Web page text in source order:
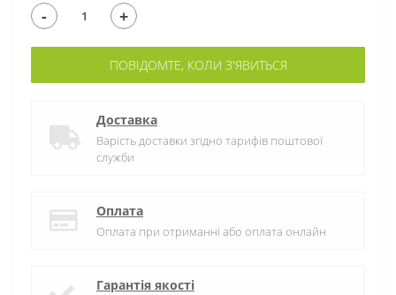
- +
ПОВІДОМТЕ, КОЛИ З'ЯВИТЬСЯ
Доставка
Варість доставки згідно тарифів поштової
служби
Оплата
Оплата при отриманні або оплата онлайн
Гарантія якості